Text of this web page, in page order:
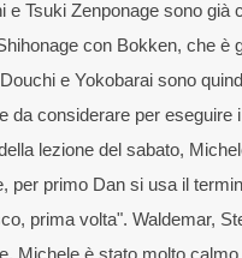
e Tsuki Zenponage sono già
con Bokken, che è
e Yokobarai sono
da considerare per eseguire
lezione del sabato,
per primo Dan si usa il
prima volta". Waldemar,